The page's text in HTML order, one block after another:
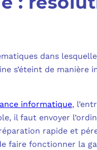
dans
s’éteint de manière
informatique,
il faut envoyer
rapide et
faire fonctionner la